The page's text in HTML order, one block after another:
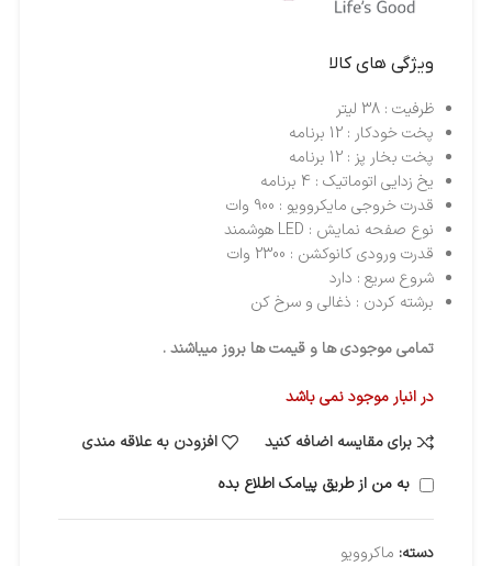
ویژگی های کالا
ظرفیت : 38 لیتر
پخت خودکار : 12 برنامه
پخت بخار پز : 12 برنامه
یخ زدایی اتوماتیک : 4 برنامه
قدرت خروجی مایکروویو : 900 وات
نوع صفحه نمایش : LED هوشمند
قدرت ورودی کانوکشن : 2300 وات
شروع سریع : دارد
برشته کردن : ذغالی و سرخ کن
تمامی موجودی ها و قیمت ها بروز میباشند .
در انبار موجود نمی باشد
برای مقایسه اضافه کنید
افزودن به علاقه مندی
به من از طریق پیامک اطلاع بده
دسته: ماکروویو